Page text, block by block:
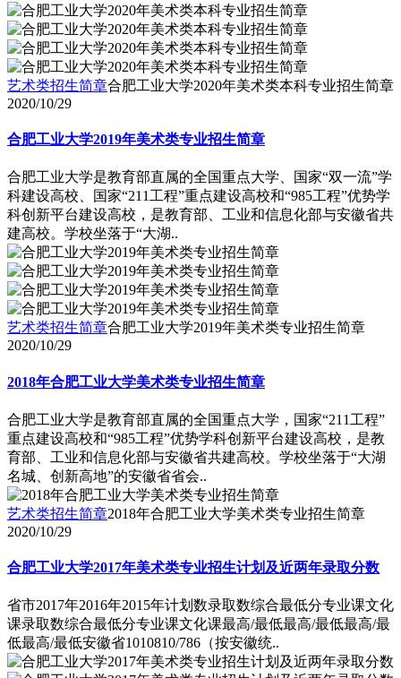
艺术类招生简章合肥工业大学2020年美术类本科专业招生简章
2020/10/29
合肥工业大学2019年美术类专业招生简章
合肥工业大学是教育部直属的全国重点大学、国家“双一流”学
科建设高校、国家“211工程”重点建设高校和“985工程”优势学
科创新平台建设高校，是教育部、工业和信息化部与安徽省共
建高校。学校坐落于“大湖..
艺术类招生简章合肥工业大学2019年美术类专业招生简章
2020/10/29
2018年合肥工业大学美术类专业招生简章
合肥工业大学是教育部直属的全国重点大学，国家“211工程”
重点建设高校和“985工程”优势学科创新平台建设高校，是教
育部、工业和信息化部与安徽省共建高校。学校坐落于“大湖
名城、创新高地”的安徽省省会..
艺术类招生简章2018年合肥工业大学美术类专业招生简章
2020/10/29
合肥工业大学2017年美术类专业招生计划及近两年录取分数
省市2017年2016年2015年计划数录取数综合最低分专业课文化
课录取数综合最低分专业课文化课最高/最低最高/最低最高/最
低最高/最低安徽省1010810/786（按安徽统..